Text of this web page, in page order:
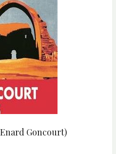
Goncourt)